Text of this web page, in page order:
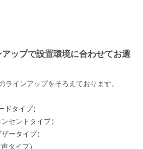
アップで設置環境に合わせてお選
ラインアップをそろえております。
ドタイプ）
セントタイプ）
ータイプ）
タイプ）